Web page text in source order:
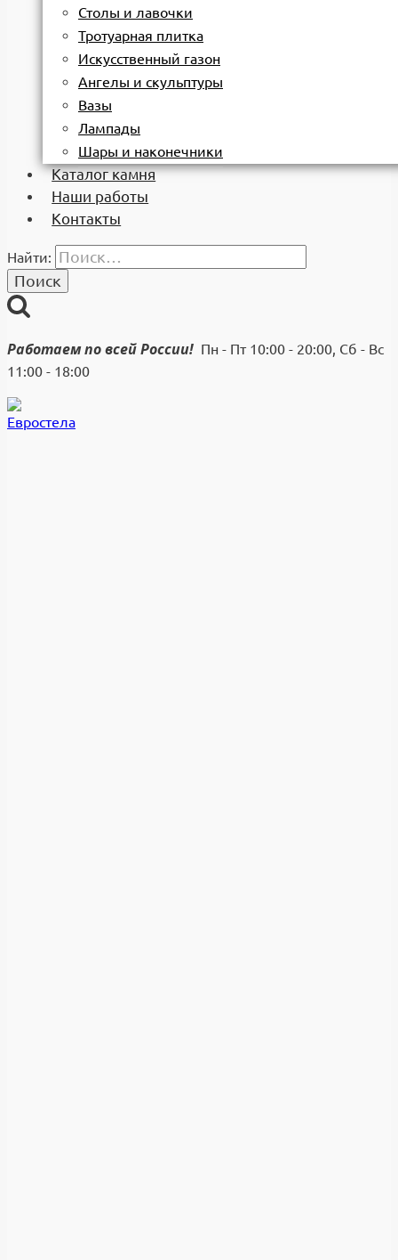
Столы и лавочки
Тротуарная плитка
Искусственный газон
Ангелы и скульптуры
Вазы
Лампады
Шары и наконечники
Каталог камня
Наши работы
Контакты
Найти:
Работаем по всей России! Пн - Пт 10:00 - 20:00, Сб - Вс
11:00 - 18:00